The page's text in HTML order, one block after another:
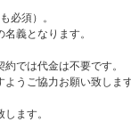
必須）。
義となります。
では代金は不要です。
うご協力お願い致します
ます。